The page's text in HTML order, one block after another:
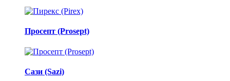
Просепт (Prosept)
Сази (Sazi)